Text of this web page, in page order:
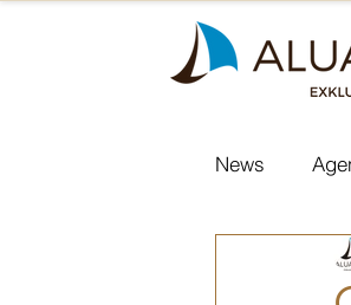
News
In den